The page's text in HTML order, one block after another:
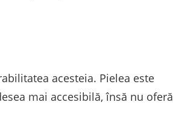
acesteia. Pielea este
mai accesibilă, însă nu oferă